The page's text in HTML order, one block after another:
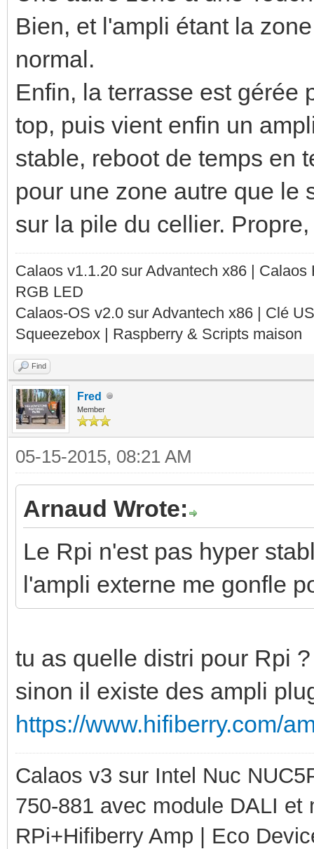
Bien, et l'ampli étant la
normal.
Enfin, la terrasse est gérée
top, puis vient enfin un
stable, reboot de temps en
pour une zone autre que le
sur la pile du cellier.
Calaos v1.1.20 sur Advantech x86 |
RGB LED
Calaos-OS v2.0 sur Advantech x86 | Clé
Squeezebox | Raspberry & Scripts maison
Find
Fred
Member
05-15-2015, 08:21 AM
Arnaud Wrote:
Le Rpi n'est pas hyper
l'ampli externe me gonfle
tu as quelle distri pour Rpi ?
sinon il existe des ampli
https://www.hifiberry.com/
Calaos v3 sur Intel Nuc
750-881 avec module DALI
RPi+Hifiberry Amp | Eco